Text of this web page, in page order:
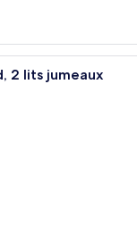
Une
2 lits jumeaux